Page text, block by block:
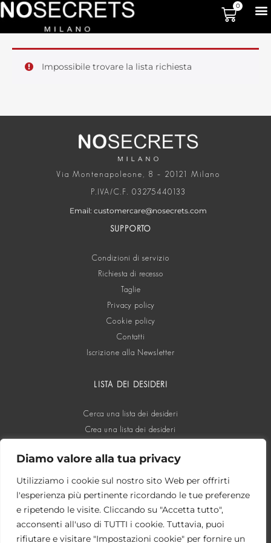
Diamo valore alla tua privacy
Utilizziamo i cookie sul nostro sito Web per offrirti
l'esperienza più pertinente ricordando le tue preferenze
e ripetendo le visite. Cliccando su "Accetta tutto",
acconsenti all'uso di TUTTI i cookie. Tuttavia, puoi
rifiutare e visitare "Impostazioni cookie" per fornire un
0
Impossibile trovare la lista richiesta
Via Montenapoleone, 8 – 20121 Milano
P.IVA/C.F. 03275440133
Email: customercare@nosecrets.com
SUPPORTO
Condizioni di servizio
Richiesta di recesso
Taglie
Privacy policy
Cookie policy
Contatti
Iscrizione alla Newsletter
LISTA DEI DESIDERI
Cerca una lista dei desideri
Crea una lista dei desideri
SOCIAL